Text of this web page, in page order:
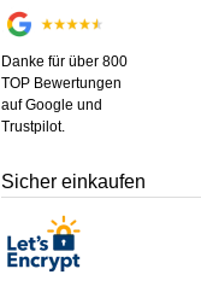
Danke für über 800
TOP Bewertungen
auf Google und
Trustpilot.
Sicher einkaufen